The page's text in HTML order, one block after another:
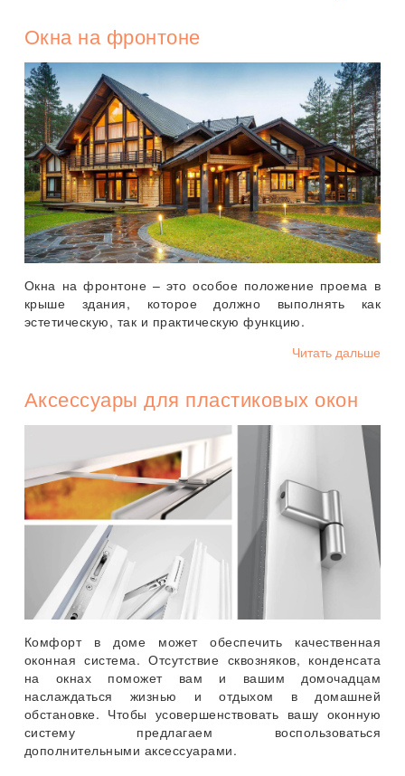
Окна на фронтоне
Окна на фронтоне – это особое положение проема в
крыше здания, которое должно выполнять как
эстетическую, так и практическую функцию.
Читать дальше
Аксессуары для пластиковых окон
Комфорт в доме может обеспечить качественная
оконная система. Отсутствие сквозняков, конденсата
на окнах поможет вам и вашим домочадцам
наслаждаться жизнью и отдыхом в домашней
обстановке. Чтобы усовершенствовать вашу оконную
систему предлагаем воспользоваться
дополнительными аксессуарами.